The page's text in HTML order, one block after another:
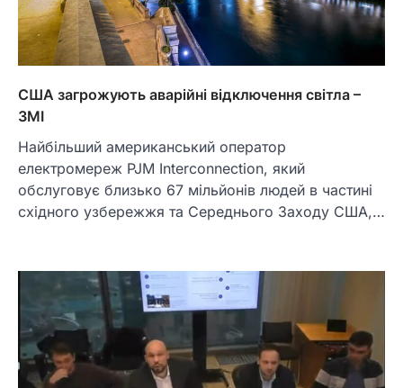
США загрожують аварійні відключення світла –
ЗМІ
Найбільший американський оператор
електромереж PJM Interconnection, який
обслуговує близько 67 мільйонів людей в частині
східного узбережжя та Середнього Заходу США,…